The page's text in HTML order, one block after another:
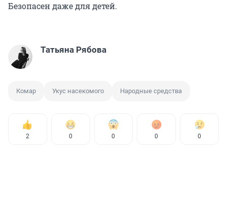
Безопасен даже для детей.
Татьяна Рябова
Комар Укус насекомого Народные средства
2 0 0 0 0